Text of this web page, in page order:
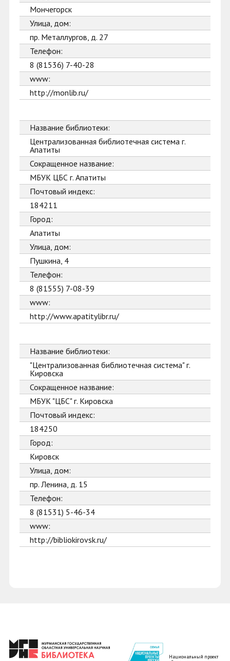
Мончегорск
Улица, дом:
пр. Металлургов, д. 27
Телефон:
8 (81536) 7-40-28
www:
http://monlib.ru/
Название библиотеки:
Централизованная библиотечная система г.
Апатиты
Сокращенное название:
МБУК ЦБС г. Апатиты
Почтовый индекс:
184211
Город:
Апатиты
Улица, дом:
Пушкина, 4
Телефон:
8 (81555) 7-08-39
www:
http://www.apatitylibr.ru/
Название библиотеки:
"Централизованная библиотечная система" г.
Кировска
Сокращенное название:
МБУК "ЦБС" г. Кировска
Почтовый индекс:
184250
Город:
Кировск
Улица, дом:
пр. Ленина, д. 15
Телефон:
8 (81531) 5-46-34
www:
http://bibliokirovsk.ru/
Национальный проект